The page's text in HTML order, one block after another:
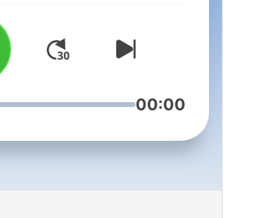
Send your
to
and
be happy.
not guaranteed,
the label). What's
00:00